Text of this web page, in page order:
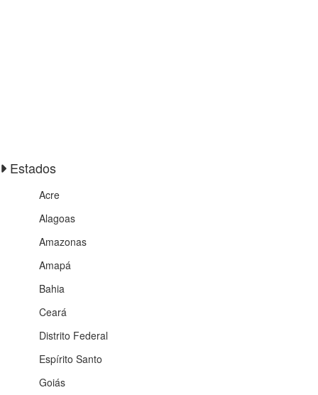
Estados
Acre
Alagoas
Amazonas
Amapá
Bahia
Ceará
Distrito Federal
Espírito Santo
Goiás